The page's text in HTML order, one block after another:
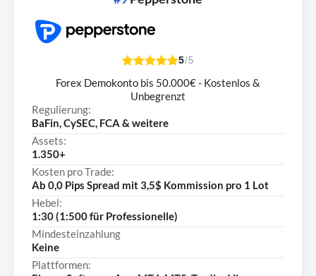
5/5
Forex Demokonto bis 50.000€ - Kostenlos &
Unbegrenzt
Regulierung:
BaFin, CySEC, FCA & weitere
Assets:
1.350+
Kosten pro Trade:
Ab 0,0 Pips Spread mit 3,5$ Kommission pro 1 Lot
Hebel:
1:30 (1:500 für Professionelle)
Mindesteinzahlung
Keine
Plattformen: